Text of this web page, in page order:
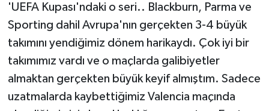
'UEFA Kupası'ndaki o seri.. Blackburn, Parma ve
Sporting dahil Avrupa'nın gerçekten 3-4 büyük
takımını yendiğimiz dönem harikaydı. Çok iyi bir
takımımız vardı ve o maçlarda galibiyetler
almaktan gerçekten büyük keyif almıştım. Sadece
uzatmalarda kaybettiğimiz Valencia maçında
YAŞAM
Yerel Haberler